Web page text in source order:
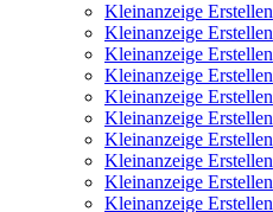
Kleinanzeige Erstellen
Kleinanzeige Erstellen
Kleinanzeige Erstellen
Kleinanzeige Erstellen
Kleinanzeige Erstellen
Kleinanzeige Erstellen
Kleinanzeige Erstellen
Kleinanzeige Erstellen
Kleinanzeige Erstellen
Kleinanzeige Erstellen